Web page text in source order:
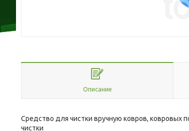
Описание
Средство для чистки вручную ковров, ковровых
чистки